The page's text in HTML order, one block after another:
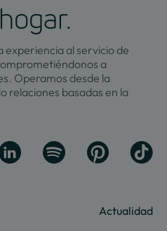
experiencia al servicio de
a
Operamos desde la
relaciones basadas en la
Actualidad